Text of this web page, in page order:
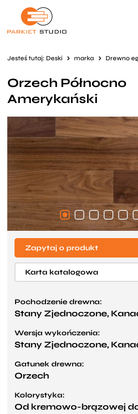
Przejdź
Przejdź
stopce
Jesteś tutaj: Deski marka Drewno
Orzech Północno
Amerykański
Zapytaj o produkt
Karta katalogowa
Pochodzenie drewna:
Stany Zjednoczone,
Wersja wykończenia:
Stany Zjednoczone,
Gatunek drewna:
Orzech
Kolorystyka:
Od kremowo-brązowej